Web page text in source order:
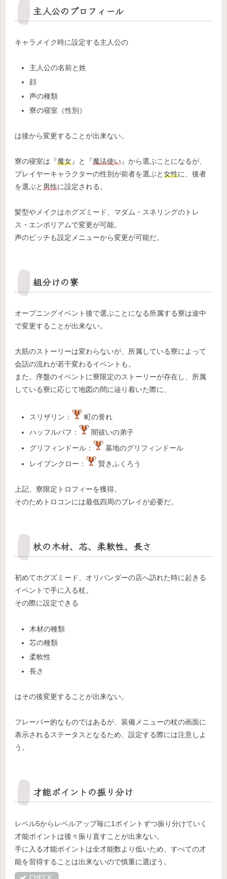
主人公のプロフィール
キャラメイク時に設定する主人公の
主人公の名前と姓
顔
声の種類
寮の寝室（性別）
は後から変更することが出来ない。
寮の寝室は『魔女』と『魔法使い』から選ぶことになるが、
プレイヤーキャラクターの性別が前者を選ぶと女性に、後者
を選ぶと男性に設定される。
髪型やメイクはホグズミード、マダム・スネリングのトレ
ス・エンポリアムで変更が可能。
声のピッチも設定メニューから変更が可能だ。
組分けの寮
オープニングイベント後で選ぶことになる所属する寮は途中
で変更することが出来ない。
大筋のストーリーは変わらないが、所属している寮によって
会話の流れが若干変わるイベントも。
また。序盤のイベントに寮限定のストーリーが存在し、所属
している寮に応じて地図の間に辿り着いた際に、
スリザリン：
町の誉れ
ハッフルパフ：
闇祓いの弟子
グリフィンドール：
墓地のグリフィンドール
レイブンクロー：
賢きふくろう
上記、寮限定トロフィーを獲得。
そのためトロコンには最低四周のプレイが必要だ。
杖の木材、芯、柔軟性、長さ
初めてホグズミード、オリバンダーの店へ訪れた時に起きる
イベントで手に入る杖。
その際に設定できる
木材の種類
芯の種類
柔軟性
長さ
はその後変更することが出来ない。
フレーバー的なものではあるが、装備メニューの杖の画面に
表示されるステータスとなるため、設定する際には注意しよ
う。
才能ポイントの振り分け
レベル5からレベルアップ毎に1ポイントずつ振り分けていく
才能ポイントは後々振り直すことが出来ない。
手に入る才能ポイントは全才能数より低いため、すべての才
能を習得することは出来ないので慎重に選ぼう。